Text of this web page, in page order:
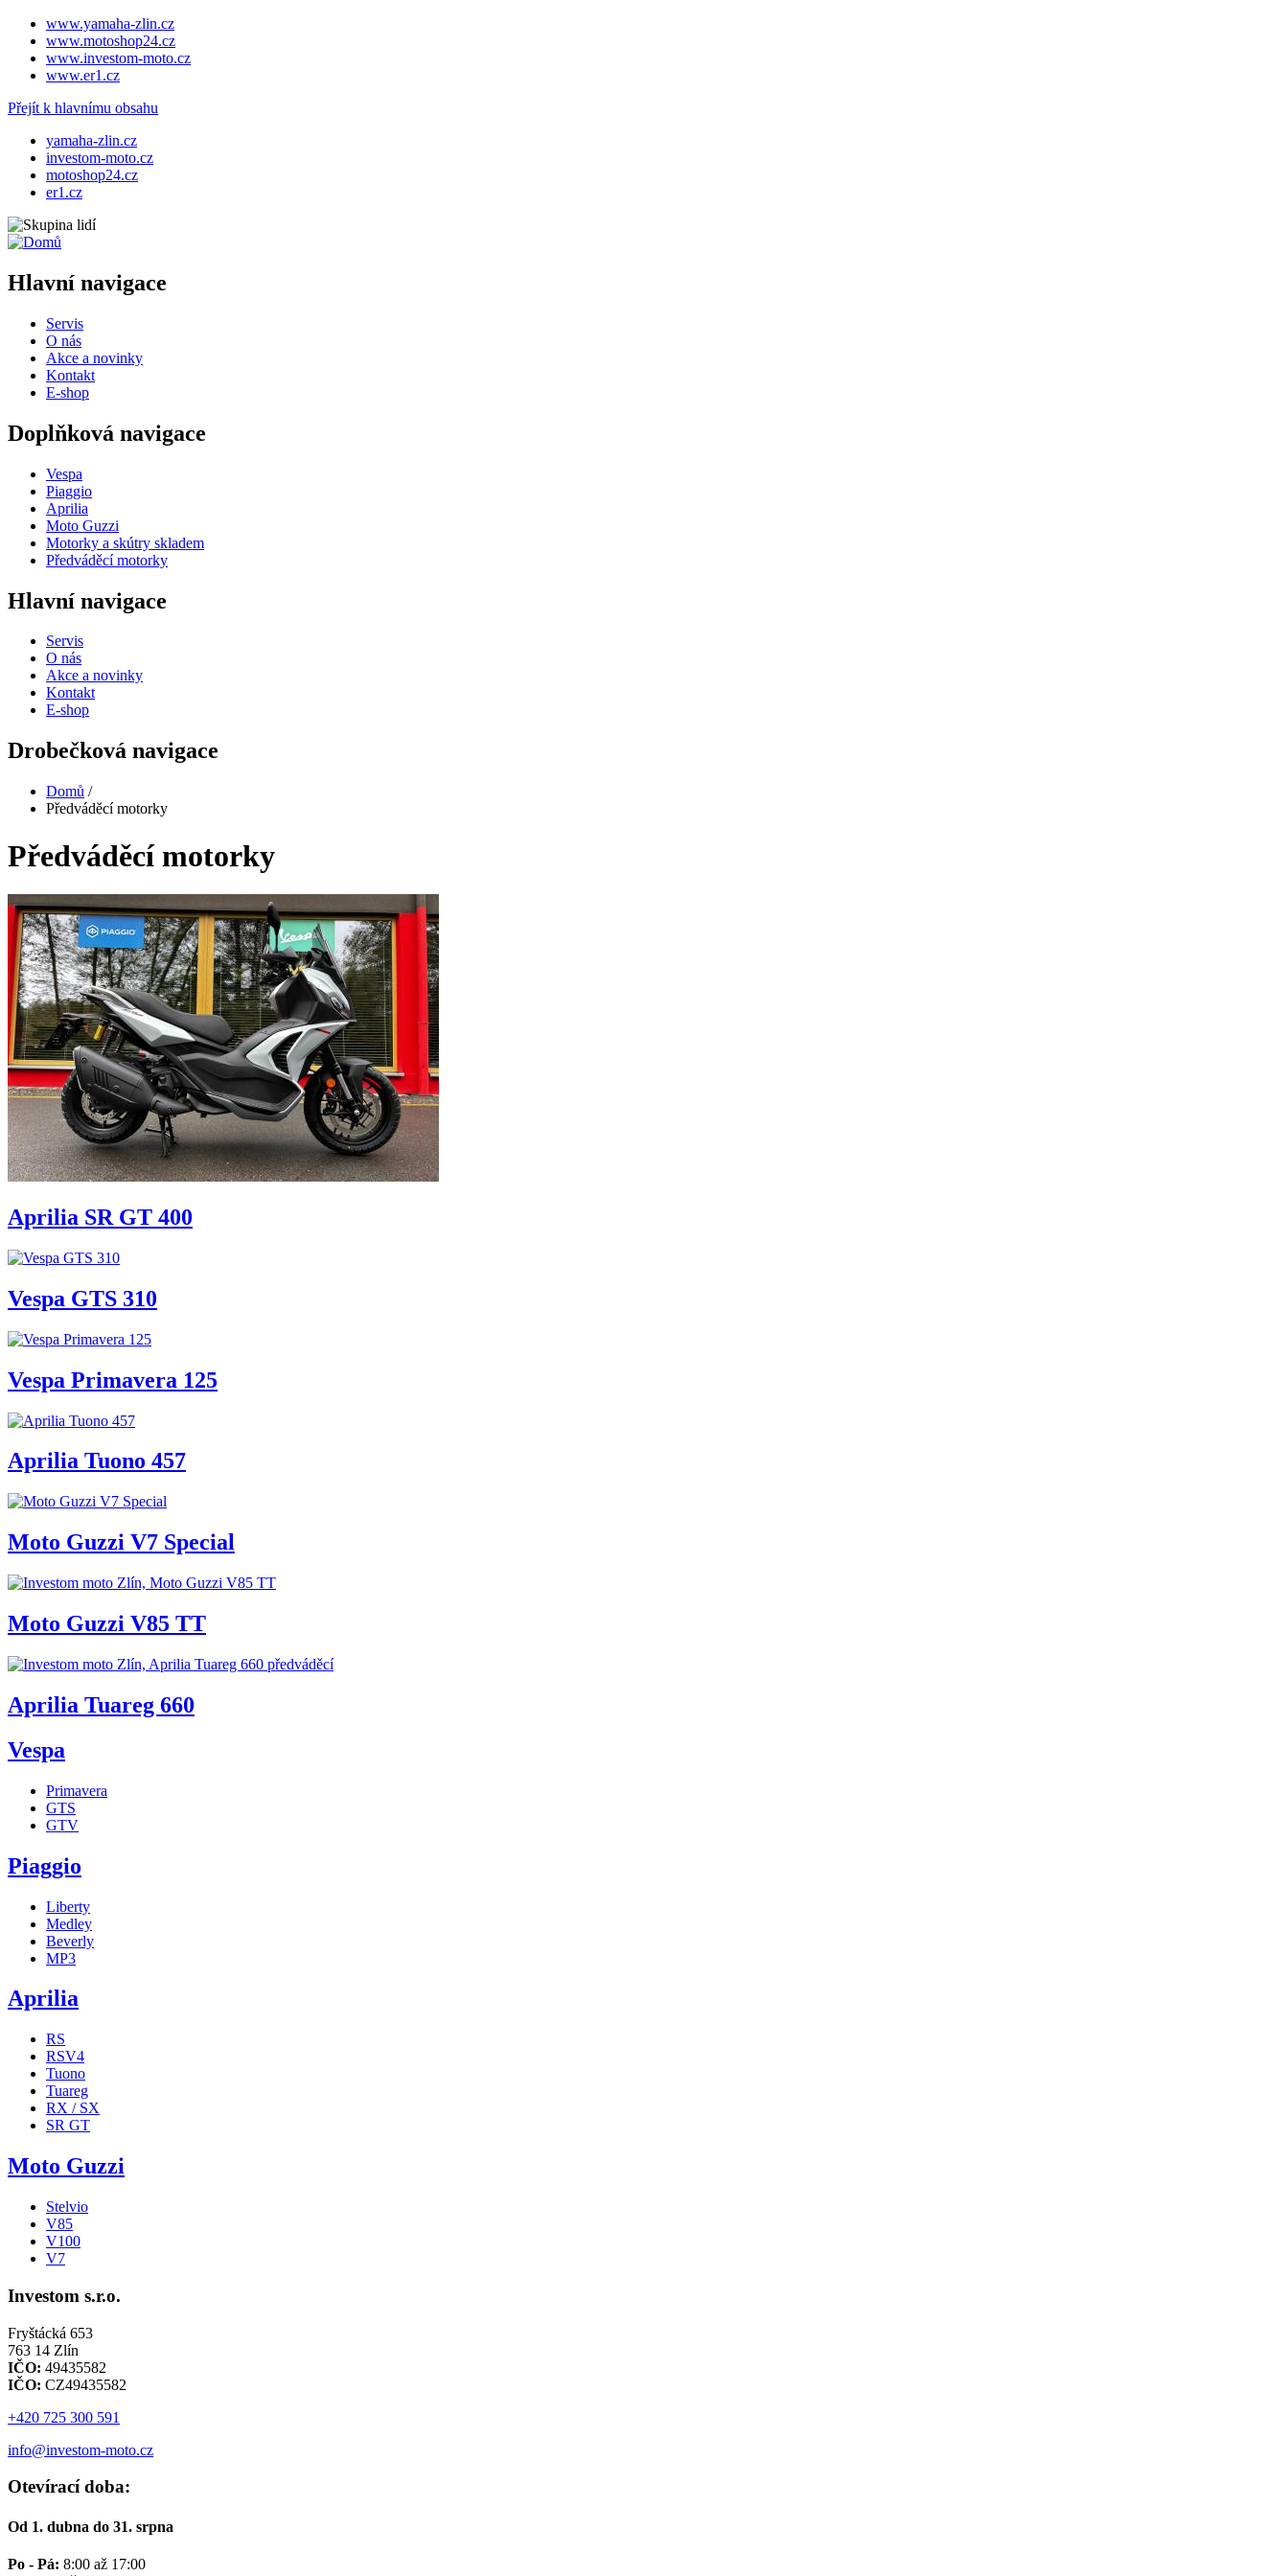
www.yamaha-zlin.cz
www.motoshop24.cz
www.investom-moto.cz
www.er1.cz
Přejít k hlavnímu obsahu
yamaha-zlin.cz
investom-moto.cz
motoshop24.cz
er1.cz
Hlavní navigace
Servis
O nás
Akce a novinky
Kontakt
E-shop
Doplňková navigace
Vespa
Piaggio
Aprilia
Moto Guzzi
Motorky a skútry skladem
Předváděcí motorky
Hlavní navigace
Servis
O nás
Akce a novinky
Kontakt
E-shop
Drobečková navigace
Domů /
Předváděcí motorky
Předváděcí motorky
Aprilia SR GT 400
Vespa GTS 310
Vespa Primavera 125
Aprilia Tuono 457
Moto Guzzi V7 Special
Moto Guzzi V85 TT
Aprilia Tuareg 660
Vespa
Primavera
GTS
GTV
Piaggio
Liberty
Medley
Beverly
MP3
Aprilia
RS
RSV4
Tuono
Tuareg
RX / SX
SR GT
Moto Guzzi
Stelvio
V85
V100
V7
Investom s.r.o.
Fryštácká 653
763 14 Zlín
IČO: 49435582
IČO: CZ49435582
+420 725 300 591
info@investom-moto.cz
Otevírací doba:
Od 1. dubna do 31. srpna
Po - Pá: 8:00 až 17:00